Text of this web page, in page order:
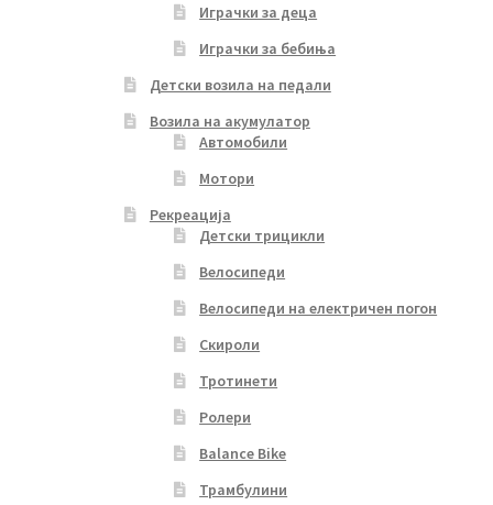
Играчки за деца
Играчки за бебиња
Детски возила на педали
Возила на акумулатор
Автомобили
Мотори
Рекреација
Детски трицикли
Велосипеди
Велосипеди на електричен погон
Скироли
Тротинети
Ролери
Balance Bike
Трамбулини